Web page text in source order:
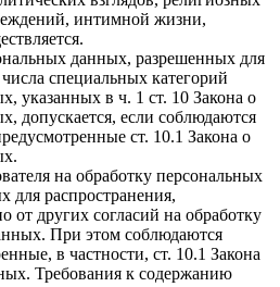
интимной жизни,
данных, разрешенных для
специальных категорий
указанных в ч. 1 ст. 10 Закона о
допускается, если соблюдаются
ст. 10.1 Закона о
на обработку персональных
для распространения,
от других согласий на обработку
При этом соблюдаются
в частности, ст. 10.1 Закона
Требования к содержанию